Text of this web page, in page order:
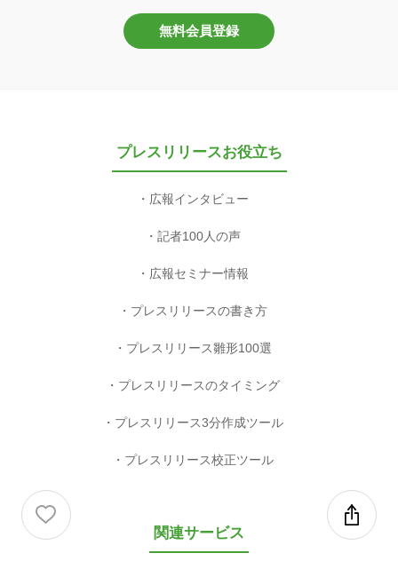
無料会員登録
プレスリリースお役立ち
広報インタビュー
記者100人の声
広報セミナー情報
プレスリリースの書き方
プレスリリース雛形100選
プレスリリースのタイミング
プレスリリース3分作成ツール
プレスリリース校正ツール
関連サービス